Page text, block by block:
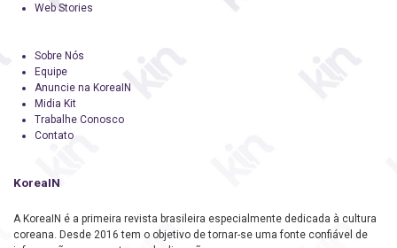
Web Stories
Sobre Nós
Equipe
Anuncie na KoreaIN
Midia Kit
Trabalhe Conosco
Contato
KoreaIN
A KoreaIN é a primeira revista brasileira especialmente dedicada à cultura
coreana. Desde 2016 tem o objetivo de tornar-se uma fonte confiável de